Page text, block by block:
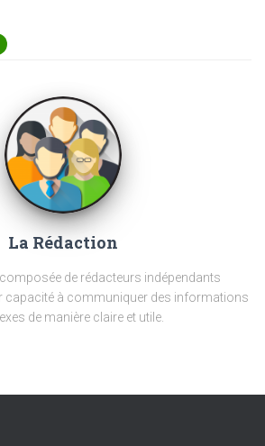
La Rédaction
composée de rédacteurs indépendants
capacité à communiquer des informations
de manière claire et utile.